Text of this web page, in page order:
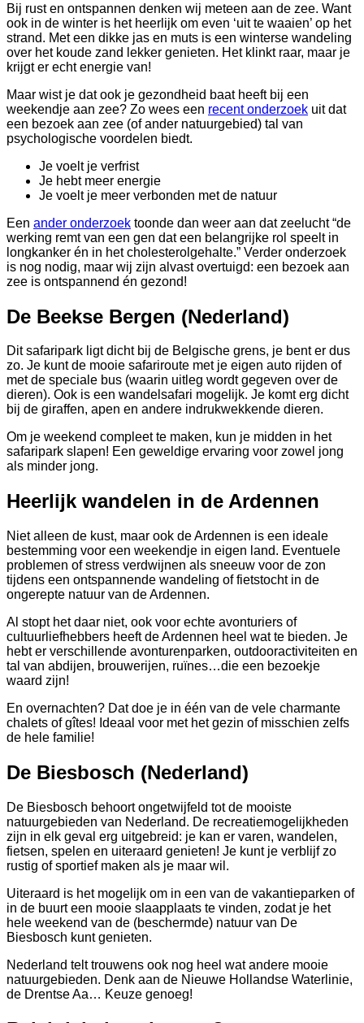
Bij rust en ontspannen denken wij meteen aan de zee. Want
ook in de winter is het heerlijk om even ‘uit te waaien’ op het
strand. Met een dikke jas en muts is een winterse wandeling
over het koude zand lekker genieten. Het klinkt raar, maar je
krijgt er echt energie van!
Maar wist je dat ook je gezondheid baat heeft bij een
weekendje aan zee? Zo wees een recentonderzoek uit dat
een bezoek aan zee (of ander natuurgebied) tal van
psychologische voordelen biedt.
Je voelt je verfrist
Je hebt meer energie
Je voelt je meer verbonden met de natuur
Een ander onderzoek toonde dan weer aan dat zeelucht “de
werking remt van een gen dat een belangrijke rol speelt in
longkanker én in het cholesterolgehalte.” Verder onderzoek
is nog nodig, maar wij zijn alvast overtuigd: een bezoek aan
zee is ontspannend én gezond!
De Beekse Bergen (Nederland)
Dit safaripark ligt dicht bij de Belgische grens, je bent er dus
zo. Je kunt de mooie safariroute met je eigen auto rijden of
met de speciale bus (waarin uitleg wordt gegeven over de
dieren). Ook is een wandelsafari mogelijk. Je komt erg dicht
bij de giraffen, apen en andere indrukwekkende dieren.
Om je weekend compleet te maken, kun je midden in het
safaripark slapen! Een geweldige ervaring voor zowel jong
als minder jong.
Heerlijk wandelen in de Ardennen
Niet alleen de kust, maar ook de Ardennen is een ideale
bestemming voor een weekendje in eigen land. Eventuele
problemen of stress verdwijnen als sneeuw voor de zon
tijdens een ontspannende wandeling of fietstocht in de
ongerepte natuur van de Ardennen.
Al stopt het daar niet, ook voor echte avonturiers of
cultuurliefhebbers heeft de Ardennen heel wat te bieden. Je
hebt er verschillende avonturenparken, outdooractiviteiten en
tal van abdijen, brouwerijen, ruïnes…die een bezoekje
waard zijn!
En overnachten? Dat doe je in één van de vele charmante
chalets of gîtes! Ideaal voor met het gezin of misschien zelfs
de hele familie!
De Biesbosch (Nederland)
De Biesbosch behoort ongetwijfeld tot de mooiste
natuurgebieden van Nederland. De recreatiemogelijkheden
zijn in elk geval erg uitgebreid: je kan er varen, wandelen,
fietsen, spelen en uiteraard genieten! Je kunt je verblijf zo
rustig of sportief maken als je maar wil.
Uiteraard is het mogelijk om in een van de vakantieparken of
in de buurt een mooie slaapplaats te vinden, zodat je het
hele weekend van de (beschermde) natuur van De
Biesbosch kunt genieten.
Nederland telt trouwens ook nog heel wat andere mooie
natuurgebieden. Denk aan de Nieuwe Hollandse Waterlinie,
de Drentse Aa… Keuze genoeg!